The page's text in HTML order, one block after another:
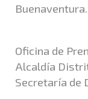
Buenaventura.
Oficina de
Alcaldía
Secretaría de